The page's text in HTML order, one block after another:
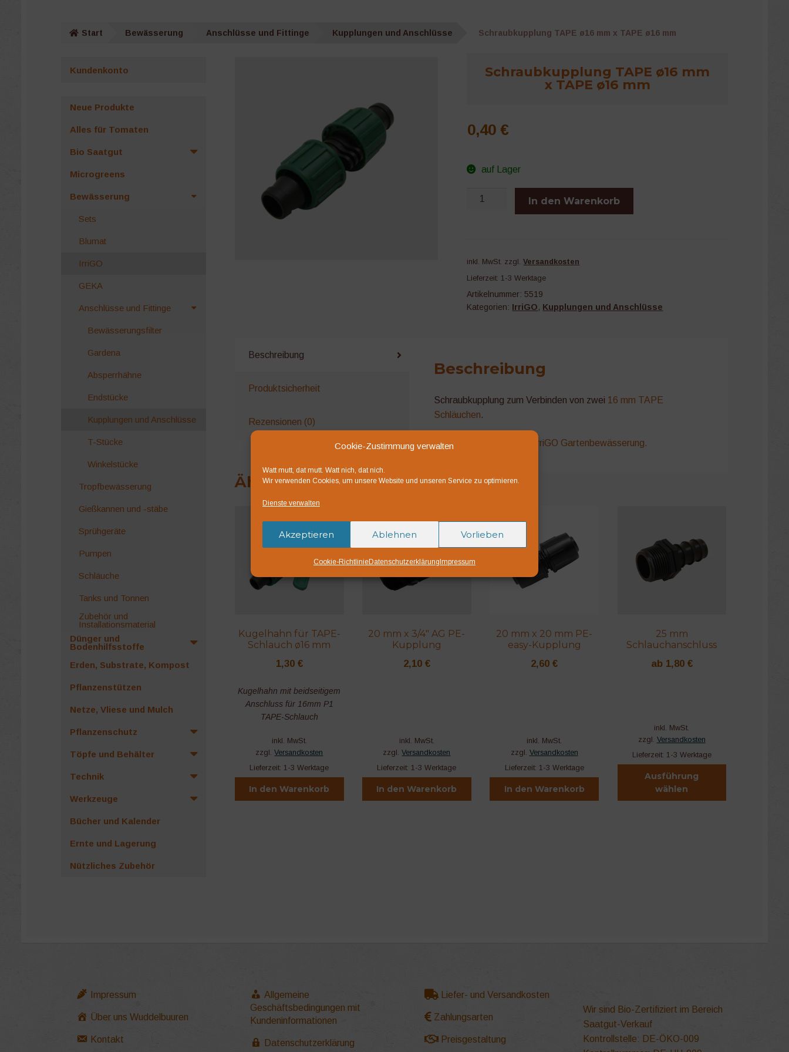
Cookie-Zustimmung verwalten
Watt mutt, dat mutt. Watt nich, dat nich.
Wir verwenden Cookies, um unsere Website und unseren Service zu optimieren.
Dienste verwalten
Akzeptieren Ablehnen Vorlieben
Cookie-RichtlinieDatenschutzerklärung Impressum
Start Bewässerung Anschlüsse und Fittinge Kupplungen und Anschlüsse Schraubkupplung TAPE ø16 mm x TAPE ø16 mm
Schraubkupplung TAPE ø16 mm
x TAPE ø16 mm
0,40€
auf Lager
Schraubkupplung
ø16
mm
Menge
In den Warenkorb
inkl. MwSt. zzgl.Versandkosten
Lieferzeit: 1-3 Werktage
Artikelnummer: 5519
Kategorien: IrriGO, Kupplungen und Anschlüsse
Beschreibung
Produktsicherheit
Rezensionen (0)
Beschreibung
Schraubkupplung zum Verbinden von zwei 16 mm TAPE
Schläuchen.
Sinnvolle Ergänzung zur IrriGO Gartenbewässerung.
Ähnliche Produkte
Kugelhahn für TAPE-
Schlauch ø16 mm
1,30 €
Kugelhahn mit beidseitigem
Anschluss für 16mm P1
TAPE-Schlauch
inkl. MwSt.
zzgl.Versandkosten
Lieferzeit: 1-3 Werktage
In den Warenkorb
20 mm x 3/4″ AG PE-
Kupplung
2,10 €
inkl. MwSt.
zzgl.Versandkosten
Lieferzeit: 1-3 Werktage
In den Warenkorb
20 mm x 20 mm PE-
easy-Kupplung
2,60€
inkl. MwSt.
zzgl. Versandkosten
Lieferzeit: 1-3 Werktage
In den Warenkorb
25 mm
Schlauchanschluss
ab 1,80 €
inkl. MwSt.
zzgl. Versandkosten
Lieferzeit: 1-3 Werktage
Ausführung
wählen
Kundenkonto
Neue Produkte
Alles für Tomaten
Bio Saatgut
Microgreens
Bewässerung
Sets
Blumat
IrriGO
GEKA
Anschlüsse und Fittinge
Bewässerungsfilter
Gardena
Absperrhähne
Endstücke
Kupplungen und Anschlüsse
T-Stücke
Winkelstücke
Tropfbewässerung
Gießkannen und -stäbe
Sprühgeräte
Pumpen
Schläuche
Tanks und Tonnen
Zubehör und
Installationsmaterial
Dünger und
Bodenhilfsstoffe
Erden, Substrate, Kompost
Pflanzenstützen
Netze, Vliese und Mulch
Pflanzenschutz
Töpfe und Behälter
Technik
Werkzeuge
Bücher und Kalender
Ernte und Lagerung
Nützliches Zubehör
Impressum
Über uns Wuddelbuuren
Kontakt
Allgemeine
Geschäftsbedingungen mit
Kundeninformationen
Datenschutzerklärung
Liefer- und Versandkosten
Zahlungsarten
Preisgestaltung
Wir sind Bio-Zertifiziert im Bereich
Saatgut-Verkauf
Kontrollstelle: DE-ÖKO-009